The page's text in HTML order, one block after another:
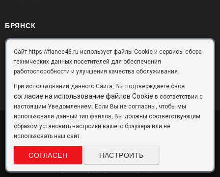
БРЯНСК
Брянск, Московский проезд, д.10, офис 3
flanec32@yandex.ru
Copyright © 2026 © ООО «Фланец-Комплект»
внешний вид товаров без предварительного уведомления.
Сайт https://flanec46.ru использует файлы Cookie и сервисы сбора
технических данных посетителей для обеспечения
работоспособности и улучшения качества обслуживания.
При использовании данного Сайта, Вы подтверждаете свое
согласие на использование файлов Cookie в соответствии с
настоящим Уведомлением. Если Вы не согласны, чтобы мы
использовали данный тип файлов, Вы должны соответствующим
образом установить настройки вашего браузера или не
использовать наш сайт.
СОГЛАСЕН НАСТРОИТЬ